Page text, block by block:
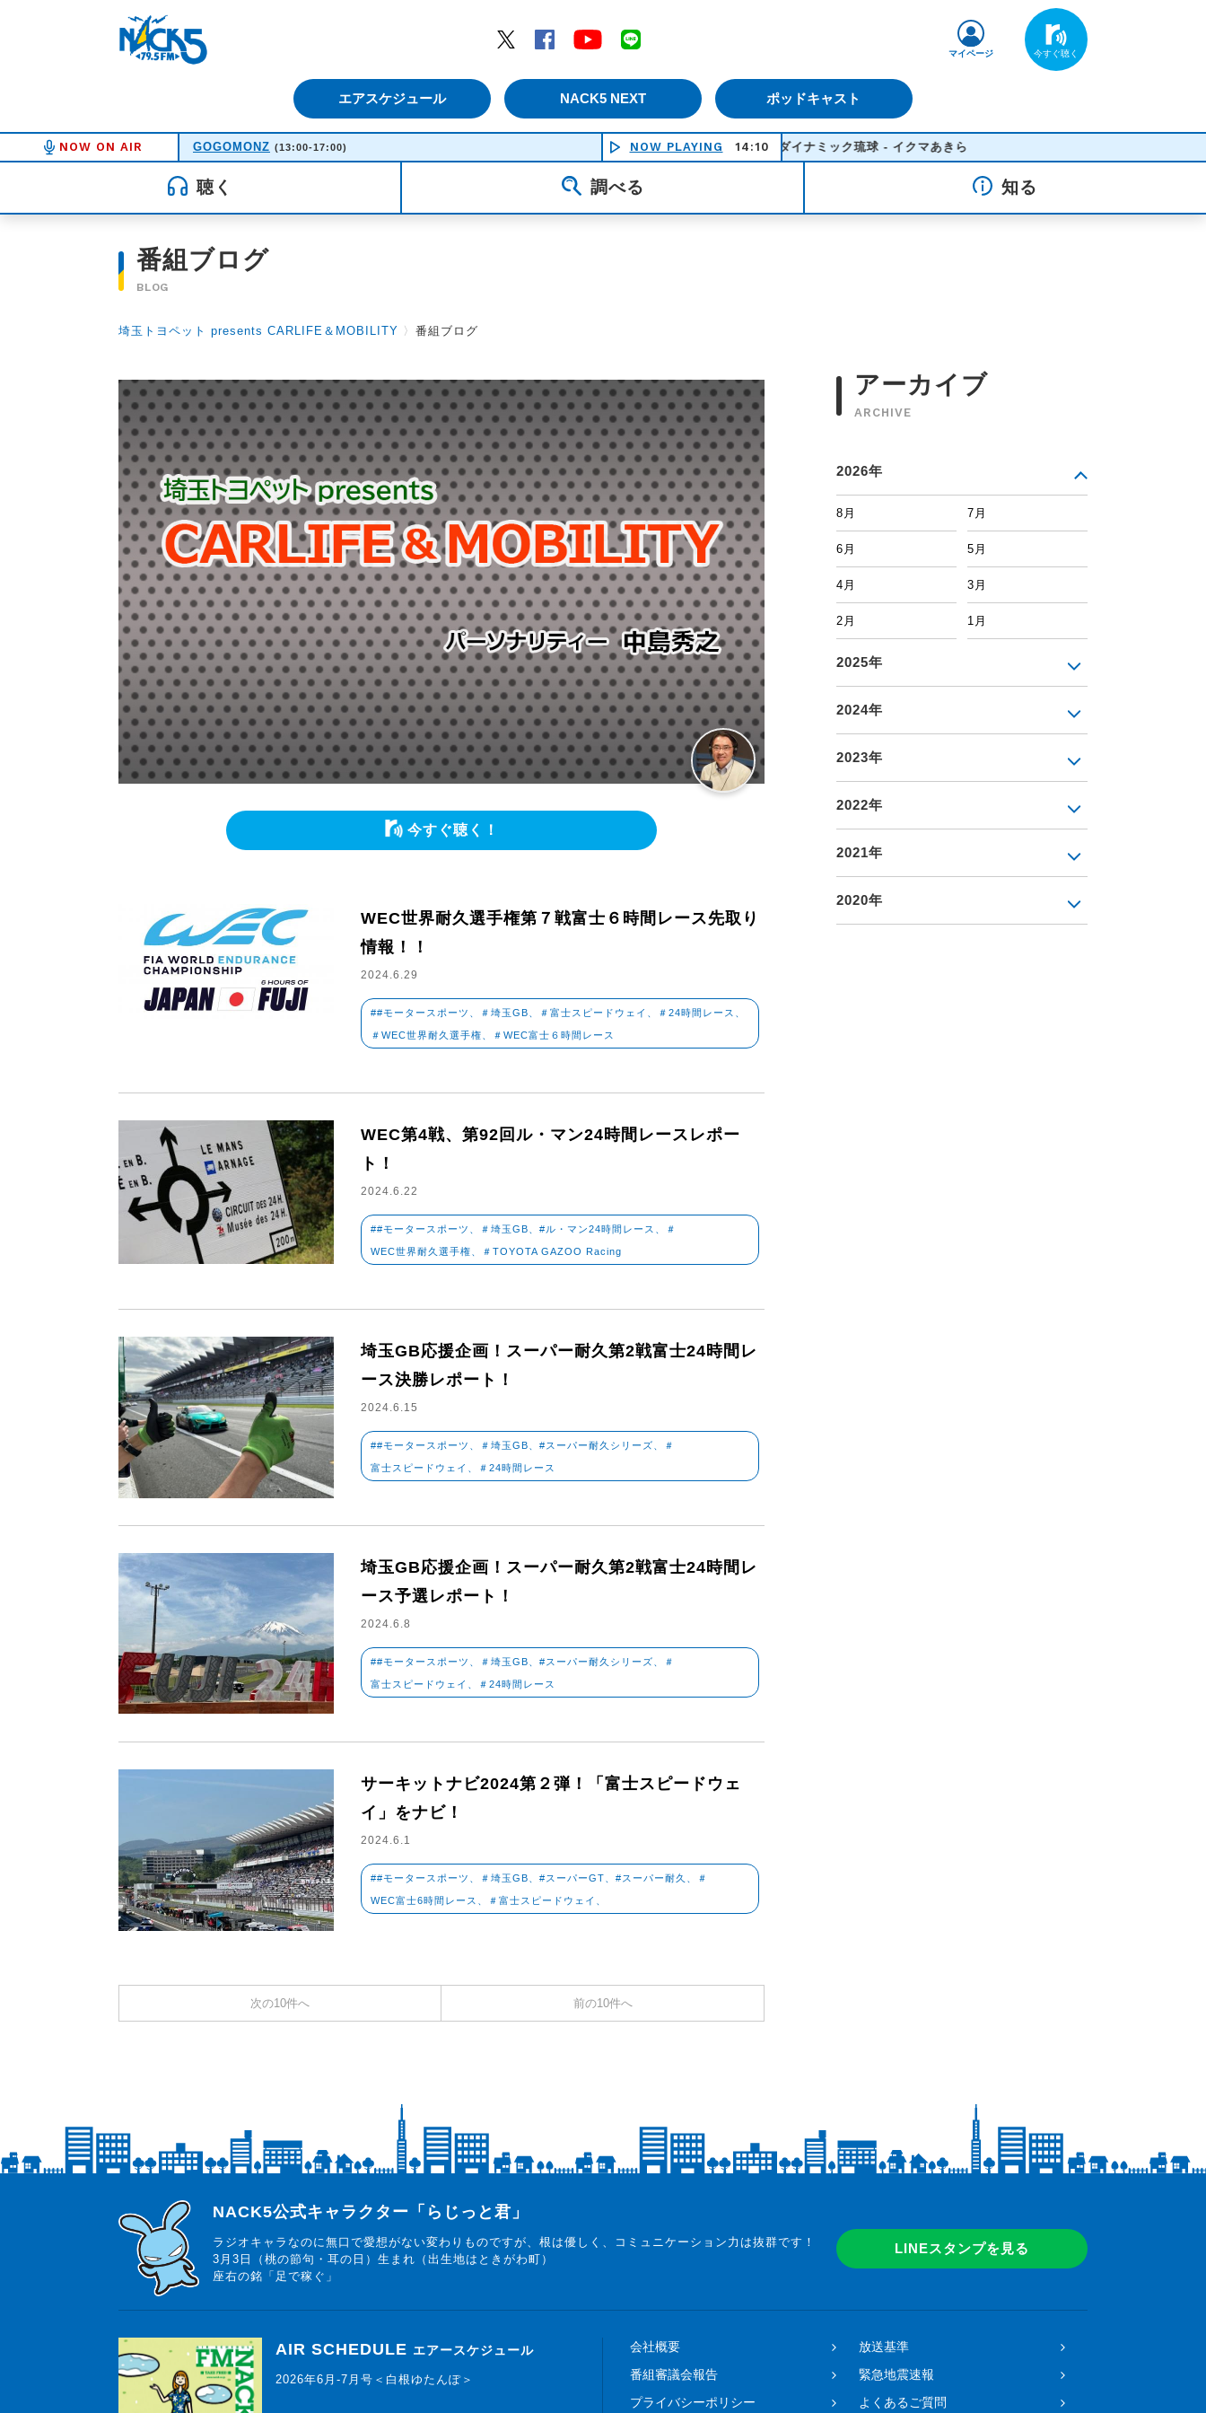
Twitter
Facebook YouTube
エアスケジュール NACK5 NEXT ポッドキャスト
マイページ
NOW ON AIR GOGOMONZ (13:00-17:00) NOW PLAYING 14:10
ダイナミック琉球 - イクマあきら
聴く 調べる 知る
番組ブログ
BLOG
埼玉トヨペット presents CARLIFE＆MOBILITY 〉 番組ブログ
今すぐ聴く！
WEC世界耐久選手権第７戦富士６時間レース先取り
情報！！
2024.6.29
##モータースポーツ、＃埼玉GB、＃富士スピードウェイ、＃24時間レース、
＃WEC世界耐久選手権、＃WEC富士６時間レース
WEC第4戦、第92回ル・マン24時間レースレポー
ト！
2024.6.22
##モータースポーツ、＃埼玉GB、#ル・マン24時間レース、＃
WEC世界耐久選手権、＃TOYOTA GAZOO Racing
埼玉GB応援企画！スーパー耐久第2戦富士24時間レ
ース決勝レポート！
2024.6.15
##モータースポーツ、＃埼玉GB、#スーパー耐久シリーズ、＃
富士スピードウェイ、＃24時間レース
埼玉GB応援企画！スーパー耐久第2戦富士24時間レ
ース予選レポート！
2024.6.8
##モータースポーツ、＃埼玉GB、#スーパー耐久シリーズ、＃
富士スピードウェイ、＃24時間レース
サーキットナビ2024第２弾！「富士スピードウェ
イ」をナビ！
2024.6.1
##モータースポーツ、＃埼玉GB、#スーパーGT、#スーパー耐久、＃
WEC富士6時間レース、＃富士スピードウェイ、
次の10件へ 前の10件へ
アーカイブ
ARCHIVE
2026年
8月 7月
6月 5月
4月 3月
2月 1月
2025年
2024年
2023年
2022年
2021年
2020年
らじっと君
NACK5公式キャラクター「らじっと君」
ラジオキャラなのに無口で愛想がない変わりものですが、根は優しく、コミュニケーション力は抜群です！
3月3日（桃の節句・耳の日）生まれ（出生地はときがわ町）
座右の銘「足で稼ぐ」
LINEスタンプを見る
AIR SCHEDULE エアースケジュール
2026年6月-7月号＜白根ゆたんぽ＞
会社概要
放送基準
番組審議会報告
緊急地震速報
プライバシーポリシー
よくあるご質問